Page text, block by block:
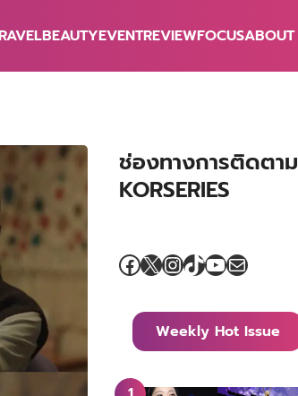
BEAUTYEVENTREVIEWFOCUSABOUT
ช่องทางการติดตาม
KORSERIES
Facebook
X Instagram
TikTok
YouTube
Mail
Weekly Hot Issue